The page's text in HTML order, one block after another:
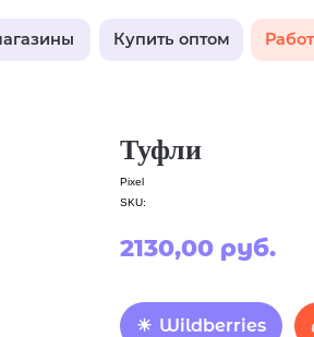
Купить оптом Работа в Pixel
Туфли
Pixel
SKU:
2130,00 руб.
Wildberries